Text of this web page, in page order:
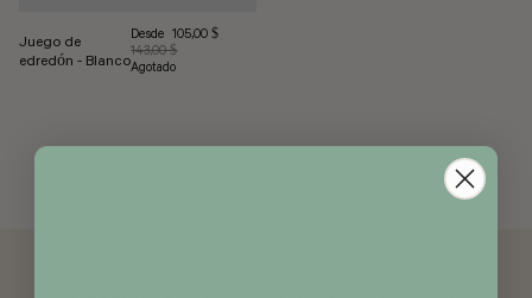
Juego de
edredón - Blanco
Precio de venta
Desde 105,00 $
Precio habitual
143,00 $
Agotado